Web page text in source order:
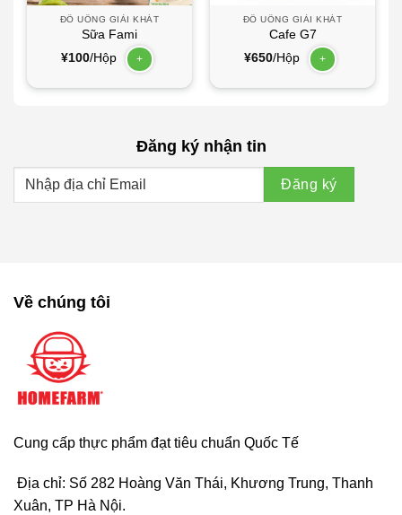
ĐỒ UỐNG GIẢI KHÁT
Sữa Fami
¥100/Hộp +
ĐỒ UỐNG GIẢI KHÁT
Cafe G7
¥650/Hộp +
Đăng ký nhận tin
Về chúng tôi
Cung cấp thực phẩm đạt tiêu chuẩn Quốc Tế
Địa chỉ: Số 282 Hoàng Văn Thái, Khương Trung, Thanh
Xuân, TP Hà Nội.